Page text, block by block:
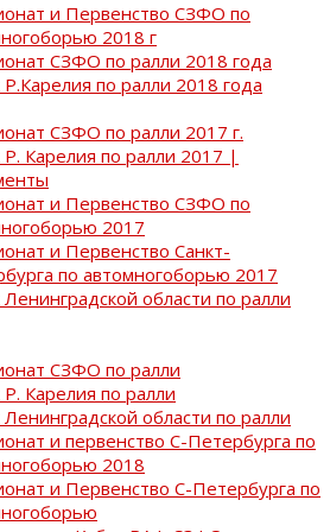
и Первенство СЗФО по
2018 г
СЗФО по ралли 2018 года
Р.Карелия по ралли 2018 года
СЗФО по ралли 2017 г.
Р. Карелия по ралли 2017 |
и Первенство СЗФО по
2017
и Первенство Санкт-
по автомногоборью 2017
Ленинградской области по ралли
СЗФО по ралли
Р. Карелия по ралли
Ленинградской области по ралли
и первенство С-Петербурга по
2018
и Первенство С-Петербурга по